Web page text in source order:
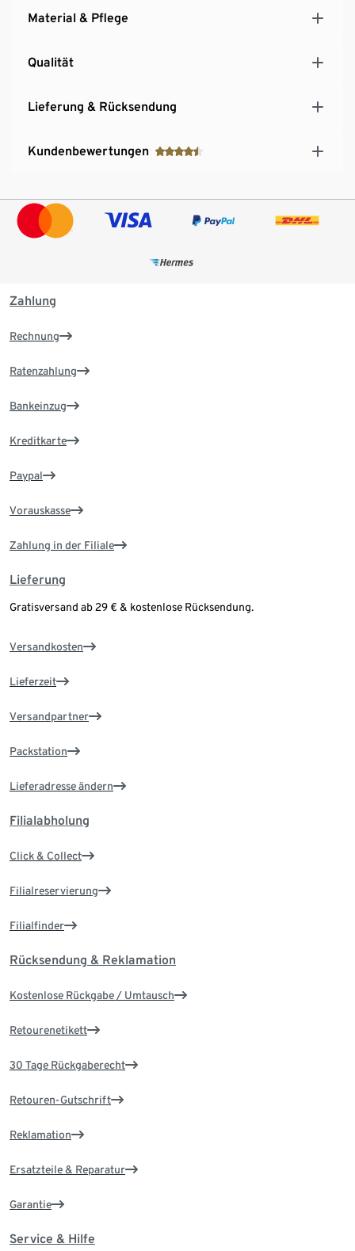
Material & Pflege
Qualität
Lieferung & Rücksendung
Kundenbewertungen
Zahlung
Rechnung
Ratenzahlung
Bankeinzug
Kreditkarte
Paypal
Vorauskasse
Zahlung in der Filiale
Lieferung
Gratisversand ab 29 € & kostenlose Rücksendung.
Versandkosten
Lieferzeit
Versandpartner
Packstation
Lieferadresse ändern
Filialabholung
Click & Collect
Filialreservierung
Filialfinder
Rücksendung & Reklamation
Kostenlose Rückgabe / Umtausch
Retourenetikett
30 Tage Rückgaberecht
Retouren-Gutschrift
Reklamation
Ersatzteile & Reparatur
Garantie
Service & Hilfe